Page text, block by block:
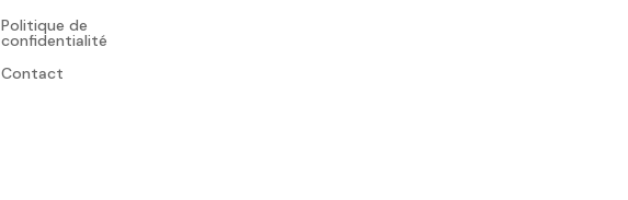
Politique de
confidentialité
Contact